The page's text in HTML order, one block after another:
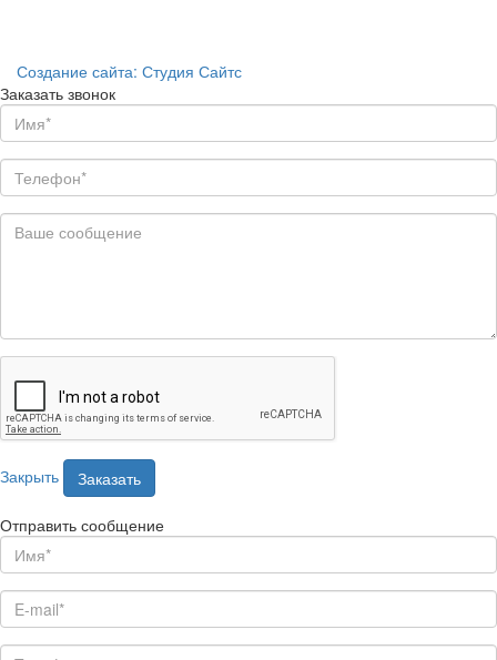
Создание сайта: Студия Сайтс
Заказать звонок
Закрыть Заказать
Отправить сообщение